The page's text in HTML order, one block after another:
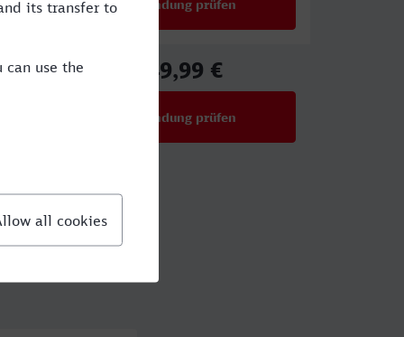
Verbindung prüfen
49,99 €
Verbindung prüfen